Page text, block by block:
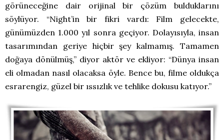
görüneceğine dair orijinal bir çözüm bulduklarını
söylüyor. “Night’in bir fikri vardı: Film gelecekte,
günümüzden 1.000 yıl sonra geçiyor. Dolayısıyla, insan
tasarımından geriye hiçbir şey kalmamış. Tamamen
doğaya dönülmüş,” diyor aktör ve ekliyor: “Dünya insan
eli olmadan nasıl olacaksa öyle. Bence bu, filme oldukça
esrarengiz, güzel bir ıssızlık ve tehlike dokusu katıyor.”